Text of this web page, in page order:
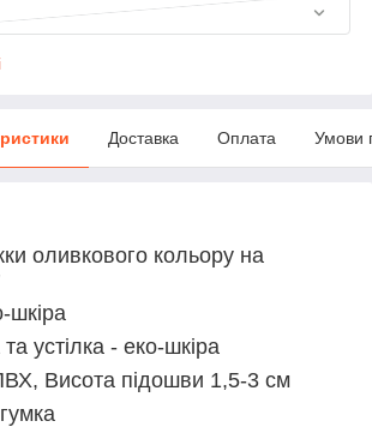
Доставка Оплата Умови
оливкового кольору на
шкіра
устілка - еко-шкіра
Висота підошви 1,5-3 см